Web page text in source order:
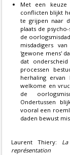
Met een keuze
conflicten blijkt
te grijpen naar
plaats de
de
misdadigers
'gewone mens'
dat
processen
herhaling ervan
welkome en
de
Ondertussen
vooral een
daden bewust
Laurent Thiery:
représentation